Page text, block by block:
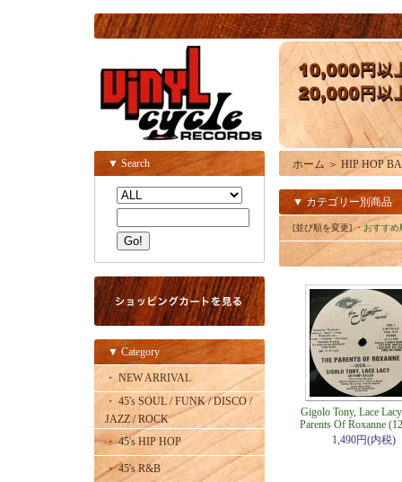
▼ Search
▼ Category
・ NEW ARRIVAL
・ 45's SOUL / FUNK / DISCO /
JAZZ / ROCK
・ 45's HIP HOP
・ 45's R&B
ホーム ＞ HIP HOP
▼ カテゴリー別商品
[並び順を変更]・おすすめ
Gigolo Tony, Lace
Parents Of Roxanne
1,490円(内税)